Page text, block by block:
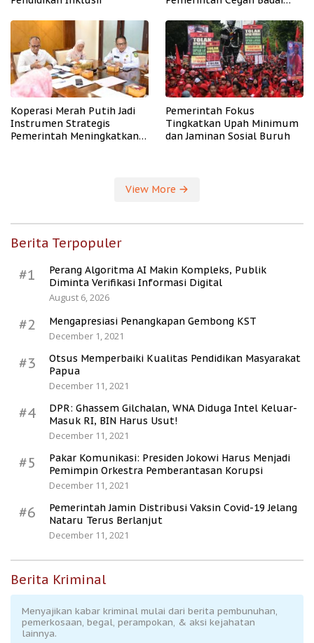
Koperasi Merah Putih Jadi
Instrumen Strategis
Pemerintah Meningkatkan
Pemerintah Fokus
Tingkatkan Upah Minimum
dan Jaminan Sosial Buruh
View More
Berita Terpopuler
#1
Perang Algoritma AI Makin Kompleks, Publik
Diminta Verifikasi Informasi Digital
August 6, 2026
#2
Mengapresiasi Penangkapan Gembong KST
December 1, 2021
#3
Otsus Memperbaiki Kualitas Pendidikan Masyarakat
Papua
December 11, 2021
#4
DPR: Ghassem Gilchalan, WNA Diduga Intel Keluar-
Masuk RI, BIN Harus Usut!
December 11, 2021
#5
Pakar Komunikasi: Presiden Jokowi Harus Menjadi
Pemimpin Orkestra Pemberantasan Korupsi
December 11, 2021
#6
Pemerintah Jamin Distribusi Vaksin Covid-19 Jelang
Nataru Terus Berlanjut
December 11, 2021
Berita Kriminal
Menyajikan kabar kriminal mulai dari berita pembunuhan,
pemerkosaan, begal, perampokan, & aksi kejahatan
lainnya.